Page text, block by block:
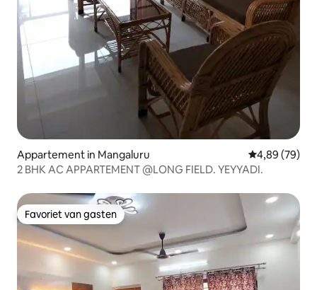
Appartement in Mangaluru Gemiddelde
4,89 (79)
2 BHK AC APPARTEMENT @LONG FIELD. YEYYADI.
Favoriet van gasten
Favoriet van gasten